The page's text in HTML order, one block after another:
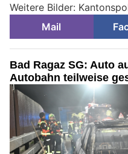
Weitere Bilder:
Mail
Bad Ragaz SG: Auto
Autobahn teilweise